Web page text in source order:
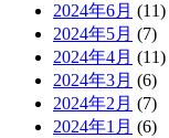
2024年6月 (11)
2024年5月 (7)
2024年4月 (11)
2024年3月 (6)
2024年2月 (7)
2024年1月 (6)